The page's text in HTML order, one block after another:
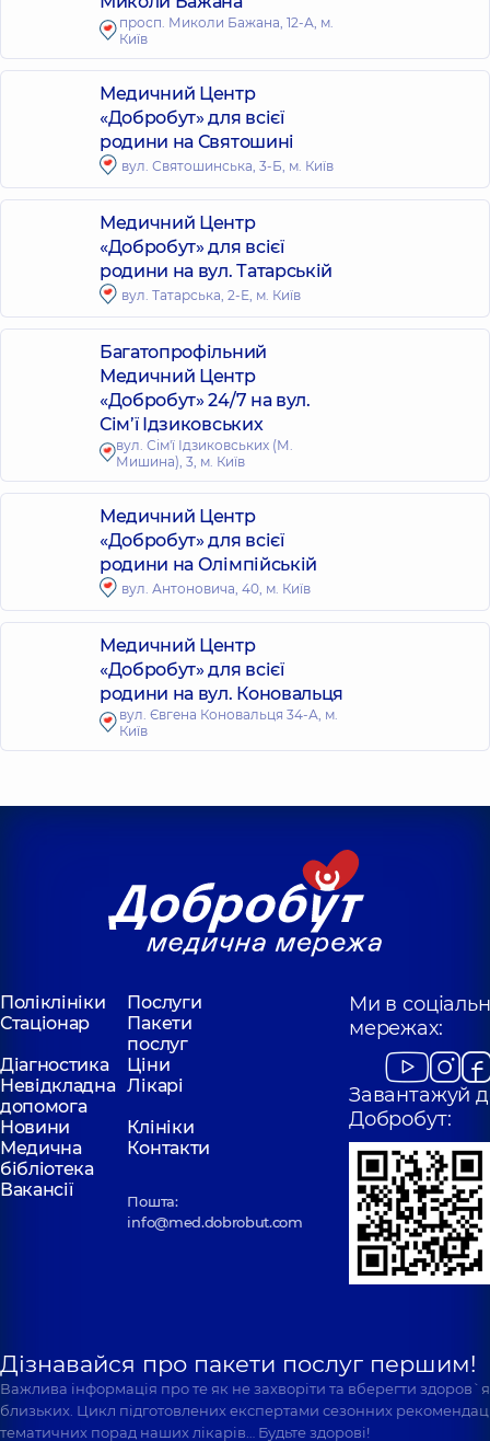
просп. Миколи Бажана, 12-А, м.
Київ
Медичний Центр
«Добробут» для всієї
родини на Святошині
вул. Святошинська, 3-Б, м. Київ
Медичний Центр
«Добробут» для всієї
родини на вул. Татарській
вул. Татарська, 2-Е, м. Київ
Багатопрофільний
Медичний Центр
«Добробут» 24/7 на вул.
Сім’ї Ідзиковських
вул. Сім'ї Ідзиковських (М.
Мишина), 3, м. Київ
Медичний Центр
«Добробут» для всієї
родини на Олімпійській
вул. Антоновича, 40, м. Київ
Медичний Центр
«Добробут» для всієї
родини на вул. Коновальця
вул. Євгена Коновальця 34-А, м.
Київ
Поліклініки
Послуги
Стаціонар
Пакети
послуг
Діагностика
Ціни
Невідкладна
допомога
Лікарі
Новини
Клініки
Медична
бібліотека
Контакти
Вакансії
Пошта:
info@med.dobrobut.com
Ми в
мережах:
Завантажуй
Добробут:
Дізнавайся про пакети послуг першим!
Важлива інформація про те як не захворіти та вберегти
близьких. Цикл підготовлених експертами сезонних
тематичних порад наших лікарів… Будьте здорові!